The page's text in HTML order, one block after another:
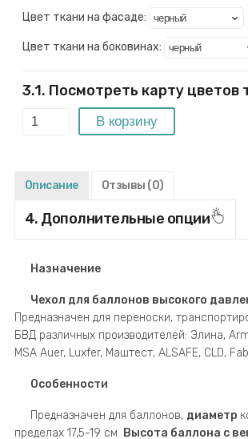
Цвет ткани на фасаде:
Цвет ткани на боковинах:
3.1. Посмотреть карту цветов
Описание Отзывы (0)
4. Дополнительные опции
Назначение
Чехол для баллонов высокого
Предназначен для переноски,
БВД различных производителей: Элина,
MSA Auer, Luxfer, Маштест, ALSAFE, CLD,
Особенности
Предназначен для баллонов, диаметр
пределах 17,5-19 см. Высота баллона с